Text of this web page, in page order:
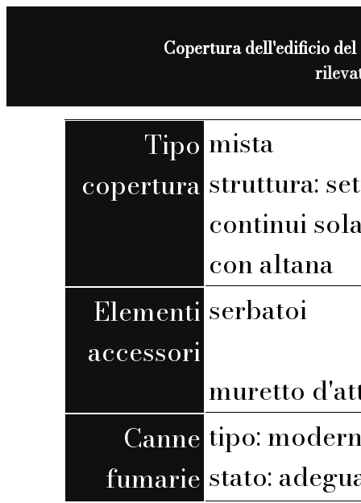
Copertura dell'edificio
Tipo
copertura
mista
struttura:
continui
con altana
Elementi
accessori
serbatoi
muretto
Canne
fumarie
tipo:
stato: